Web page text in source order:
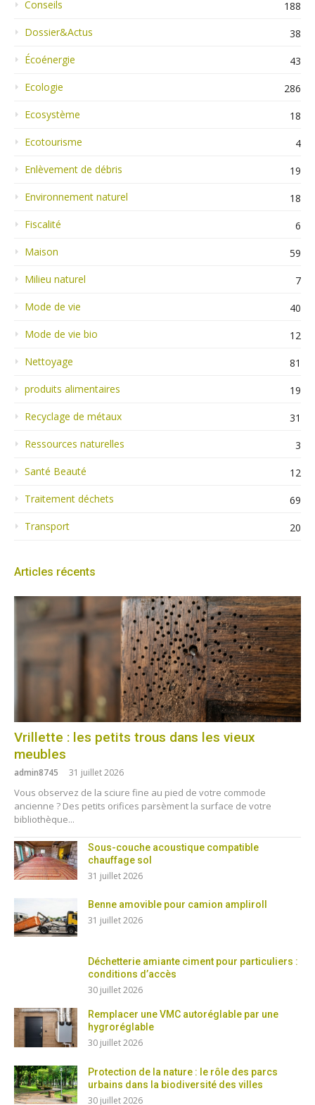
Conseils
188
Dossier&Actus
38
Écoénergie
43
Ecologie
286
Ecosystème
18
Ecotourisme
4
Enlèvement de débris
19
Environnement naturel
18
Fiscalité
6
Maison
59
Milieu naturel
7
Mode de vie
40
Mode de vie bio
12
Nettoyage
81
produits alimentaires
19
Recyclage de métaux
31
Ressources naturelles
3
Santé Beauté
12
Traitement déchets
69
Transport
20
Articles récents
Vrillette : les petits trous dans les vieux
meubles
admin8745 31 juillet 2026
Vous observez de la sciure fine au pied de votre commode
ancienne ? Des petits orifices parsèment la surface de votre
bibliothèque...
Sous-couche acoustique compatible
chauffage sol
31 juillet 2026
Benne amovible pour camion ampliroll
31 juillet 2026
Déchetterie amiante ciment pour particuliers :
conditions d’accès
30 juillet 2026
Remplacer une VMC autoréglable par une
hygroréglable
30 juillet 2026
Protection de la nature : le rôle des parcs
urbains dans la biodiversité des villes
30 juillet 2026